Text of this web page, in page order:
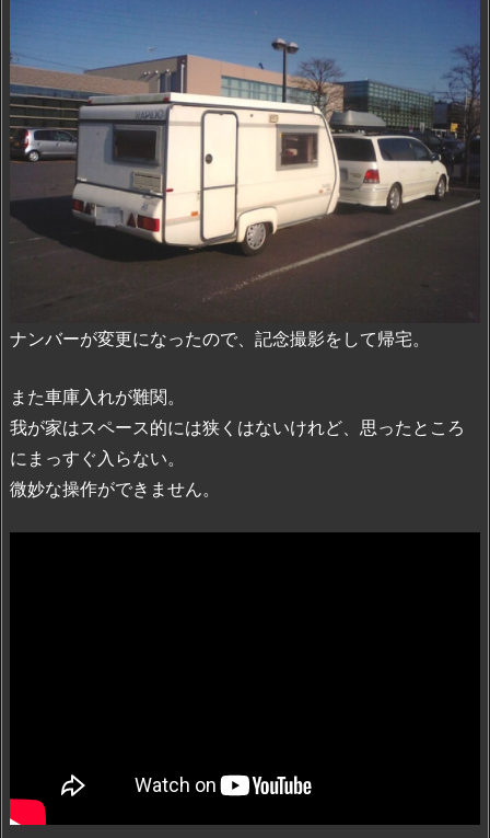
ナンバーが変更になったので、記念撮影をして帰宅。
また車庫入れが難関。
我が家はスペース的には狭くはないけれど、思ったところ
にまっすぐ入らない。
微妙な操作ができません。